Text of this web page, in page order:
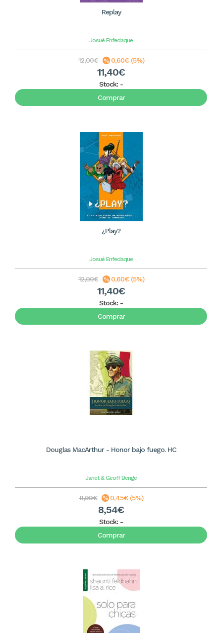
Replay
Josué Enfedaque
12,00€ 0,60€ (5%)
11,40€
Stock: -
Comprar
¿Play?
Josué Enfedaque
12,00€ 0,60€ (5%)
11,40€
Stock: -
Comprar
Douglas MacArthur - Honor bajo fuego. HC
Janet & Geoff Benge
8,99€ 0,45€ (5%)
8,54€
Stock: -
Comprar